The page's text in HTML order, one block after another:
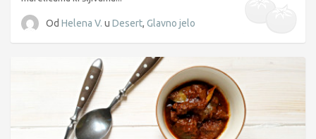
Od Helena V. u Desert, Glavno jelo